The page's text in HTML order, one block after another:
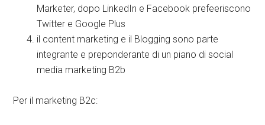
Marketer, dopo LinkedIn e Facebook prefeeriscono
Twitter e Google Plus
il content marketing e il Blogging sono parte
integrante e preponderante di un piano di social
media marketing B2b
Per il marketing B2c: